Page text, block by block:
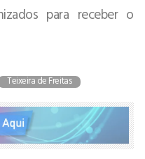
para receber o
Teixeira de Freitas